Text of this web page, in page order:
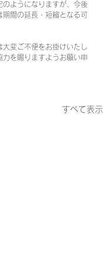
ようになりますが、今後
期間の延長・短縮となる可
大変ご不便をお掛けいたし
力を賜りますようお願い申
すべて表示